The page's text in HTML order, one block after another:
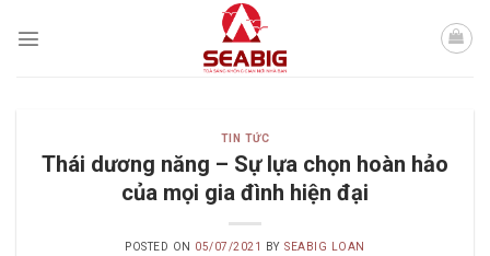
TIN TỨC
Thái dương năng – Sự lựa chọn hoàn hảo
của mọi gia đình hiện đại
POSTED ON 05/07/2021 BYSEABIG LOAN